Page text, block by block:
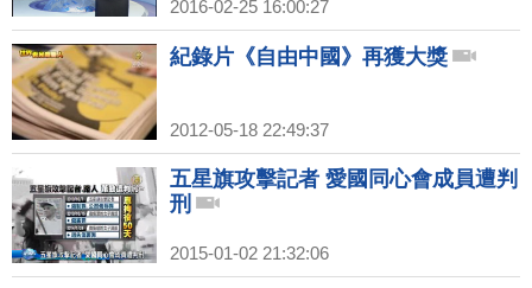
2016-02-25 16:00:27
紀錄片《自由中國》再獲大獎
2012-05-18 22:49:37
五星旗攻擊記者 愛國同心會成員遭判
刑
2015-01-02 21:32:06